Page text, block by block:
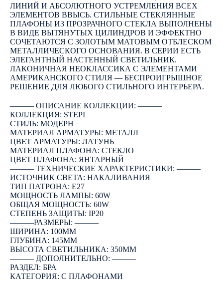
ЛИНИЙ И АБСОЛЮТНОГО УСТРЕМЛЕНИЯ ВСЕХ
ЭЛЕМЕНТОВ ВВЫСЬ. СТИЛЬНЫЕ СТЕКЛЯННЫЕ
ПЛАФОНЫ ИЗ ПРОЗРАЧНОГО СТЕКЛА ВЫПОЛНЕНЫ
В ВИДЕ ВЫТЯНУТЫХ ЦИЛИНДРОВ И ЭФФЕКТНО
СОЧЕТАЮТСЯ С ЗОЛОТЫМ МАТОВЫМ ОТБЛЕСКОМ
МЕТАЛЛИЧЕСКОГО ОСНОВАНИЯ. В СЕРИИ ЕСТЬ
ЭЛЕГАНТНЫЙ НАСТЕННЫЙ СВЕТИЛЬНИК.
ЛАКОНИЧНАЯ НЕОКЛАССИКА С ЭЛЕМЕНТАМИ
АМЕРИКАНСКОГО СТИЛЯ — БЕСПРОИГРЫШНОЕ
РЕШЕНИЕ ДЛЯ ЛЮБОГО СТИЛЬНОГО ИНТЕРЬЕРА.
――― ОПИСАНИЕ КОЛЛЕКЦИИ: ―――
КОЛЛЕКЦИЯ: STEPI
СТИЛЬ: МОДЕРН
МАТЕРИАЛ АРМАТУРЫ: МЕТАЛЛ
ЦВЕТ АРМАТУРЫ: ЛАТУНЬ
МАТЕРИАЛ ПЛАФОНА: СТЕКЛО
ЦВЕТ ПЛАФОНА: ЯНТАРНЫЙ
――― ТЕХНИЧЕСКИЕ ХАРАКТЕРИСТИКИ: ―――
ИСТОЧНИК СВЕТА: НАКАЛИВАНИЯ
ТИП ПАТРОНА: E27
МОЩНОСТЬ ЛАМПЫ: 60W
ОБЩАЯ МОЩНОСТЬ: 60W
СТЕПЕНЬ ЗАЩИТЫ: IP20
―――РАЗМЕРЫ: ―――
ШИРИНА: 100ММ
ГЛУБИНА: 145ММ
ВЫСОТА СВЕТИЛЬНИКА: 350ММ
――― ДОПОЛНИТЕЛЬНО: ―――
РАЗДЕЛ: БРА
КАТЕГОРИЯ: С ПЛАФОНАМИ